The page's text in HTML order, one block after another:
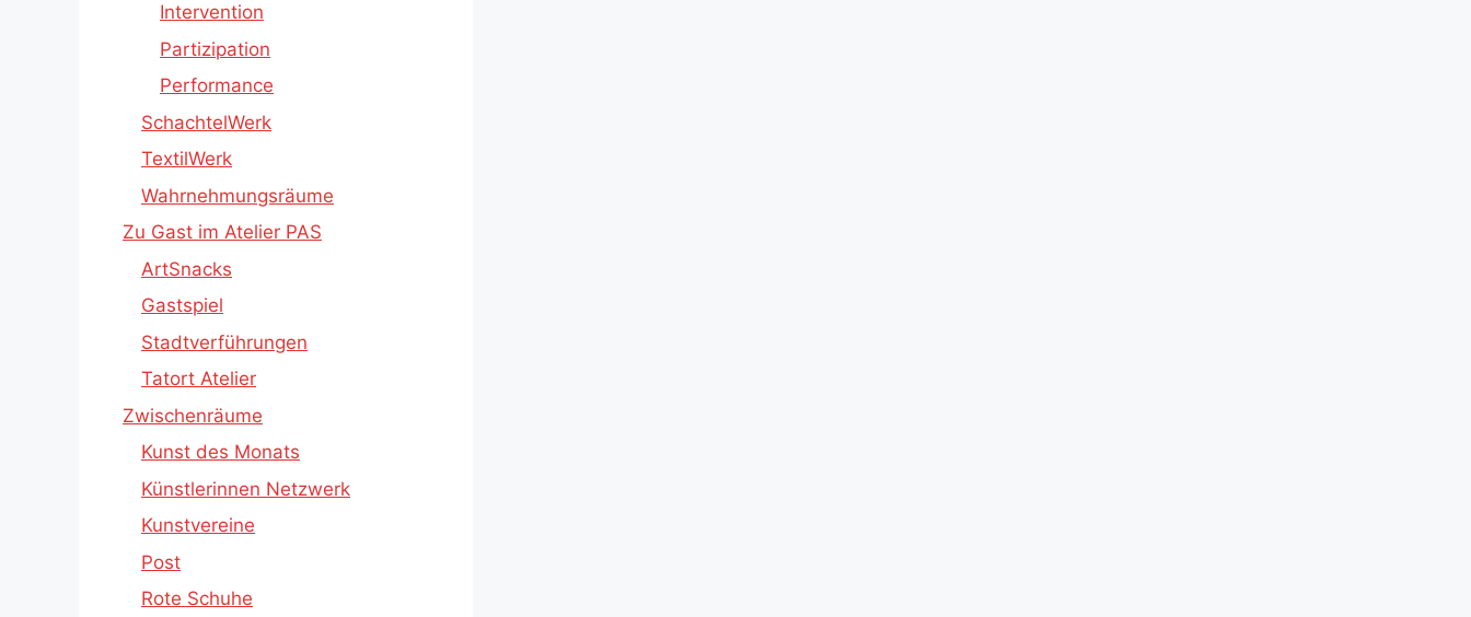
Intervention
Partizipation
Performance
SchachtelWerk
TextilWerk
Wahrnehmungsräume
Zu Gast im Atelier PAS
ArtSnacks
Gastspiel
Stadtverführungen
Tatort Atelier
Zwischenräume
Kunst des Monats
Künstlerinnen Netzwerk
Kunstvereine
Post
Rote Schuhe